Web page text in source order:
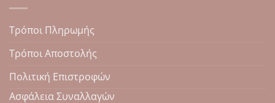
Τρόποι Πληρωμής
Τρόποι Αποστολής
Πολιτική Επιστροφών
Ασφάλεια Συναλλαγών